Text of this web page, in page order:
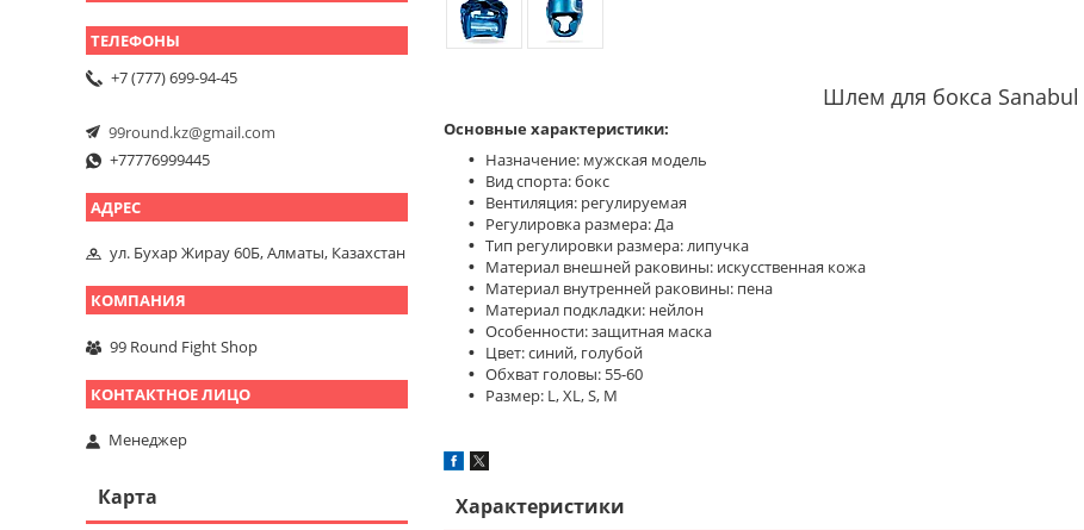
Шлем для бокса Sanabul
Основные характеристики:
Назначение: мужская модель
Вид спорта: бокс
Вентиляция: регулируемая
Регулировка размера: Да
Тип регулировки размера: липучка
Материал внешней раковины: искусственная кожа
Материал внутренней раковины: пена
Материал подкладки: нейлон
Особенности: защитная маска
Цвет: синий, голубой
Обхват головы: 55-60
Размер: L, XL, S, M
Характеристики
+7 (777) 699-94-45
99round.kz@gmail.com
+77776999445
ул. Бухар Жирау 60Б, Алматы, Казахстан
99 Round Fight Shop
Менеджер
Карта